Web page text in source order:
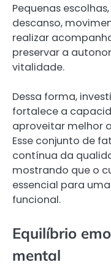
Pequenas
descanso,
realizar
preservar a
vitalidade.
Dessa forma,
fortalece a
aproveitar melhor
Esse conjunto de
contínua da
mostrando que o
essencial para
funcional.
Equilíbrio
mental